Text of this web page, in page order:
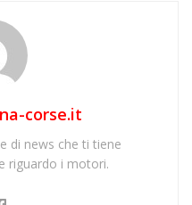
corse.it
di news che ti tiene
riguardo i motori.